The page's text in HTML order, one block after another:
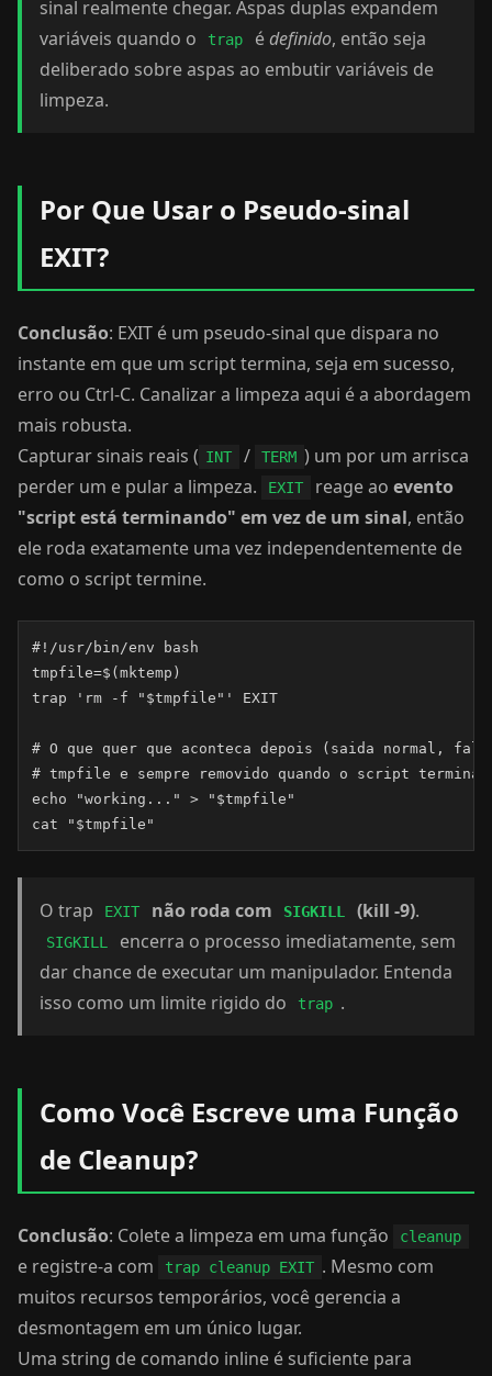
sinal realmente chegar. Aspas duplas expandem
variáveis quando o
trap édefinido, então seja
deliberado sobre aspas ao embutir variáveis de
limpeza.
Por Que Usar o Pseudo-sinal
EXIT?
Conclusão: EXIT é um pseudo-sinal que dispara no
instante em que um script termina, seja em sucesso,
erro ou Ctrl-C. Canalizar a limpeza aqui é a abordagem
mais robusta.
Capturar sinais reais ( INT / TERM ) um por um arrisca
perder um e pular a limpeza.
EXIT reage ao evento
"script está terminando" em vez de um sinal, então
ele roda exatamente uma vez independentemente de
como o script termine.
#!/usr/bin/env bash
tmpfile=$(mktemp)
trap 'rm -f "$tmpfile"' EXIT
# O que quer que aconteca depois (saida normal,
# tmpfile e sempre removido quando o script termina.
echo "working..." > "$tmpfile"
cat "$tmpfile"
O trap EXIT não roda com SIGKILL (kill -9).
SIGKILL
encerra o processo imediatamente, sem
dar chance de executar um manipulador. Entenda
isso como um limite rigido do
trap .
Como Você Escreve uma Função
de Cleanup?
Conclusão: Colete a limpeza em uma função cleanup
e registre-a com trap cleanup EXIT . Mesmo com
muitos recursos temporários, você gerencia a
desmontagem em um único lugar.
Uma string de comando inline é suficiente para